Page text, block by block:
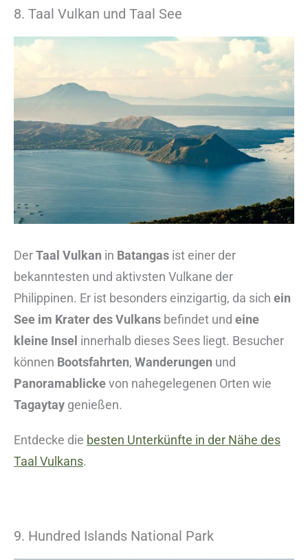
8. Taal Vulkan und Taal See
DerTaal Vulkan in Batangas ist einer der
bekanntesten und aktivsten Vulkane der
Philippinen. Er ist besonders einzigartig, da sich ein
See im Krater des Vulkans befindet und eine
kleine Insel innerhalb dieses Sees liegt. Besucher
können Bootsfahrten, Wanderungen und
Panoramablickevon nahegelegenen Orten wie
Tagaytay genießen.
Entdecke die besten Unterkünfte in der Nähe des
Taal Vulkans.
9. Hundred Islands National Park